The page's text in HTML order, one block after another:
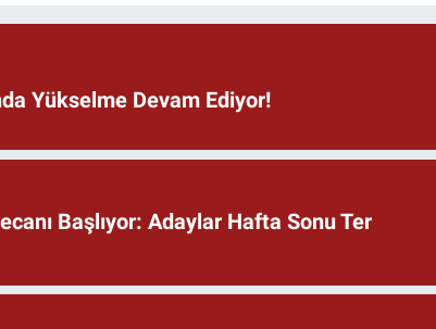
Yükselme Devam Ediyor!
Başlıyor: Adaylar Hafta Sonu Ter